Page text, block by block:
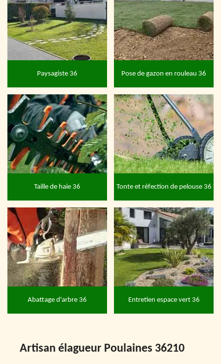
Paysagiste 36 Pose de gazon en rouleau 36
Taille de haie 36 Tonte et réfection de pelouse 36
Abattage d'arbre 36 Entretien espace vert 36
Artisan élagueur Poulaines 36210